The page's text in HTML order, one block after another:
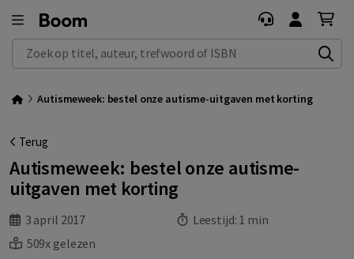
Zoek op titel, auteur, trefwoord of ISBN
Autismeweek: bestel onze autisme-uitgaven met korting
Terug
Autismeweek: bestel onze autisme-
uitgaven met korting
3 april 2017 Leestijd: 1 min
509x gelezen